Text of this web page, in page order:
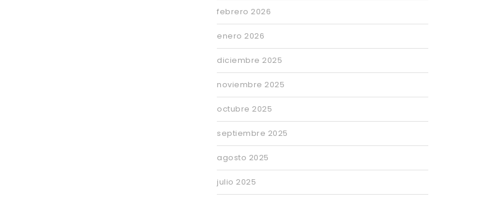
febrero 2026
enero 2026
diciembre 2025
noviembre 2025
octubre 2025
septiembre 2025
agosto 2025
julio 2025